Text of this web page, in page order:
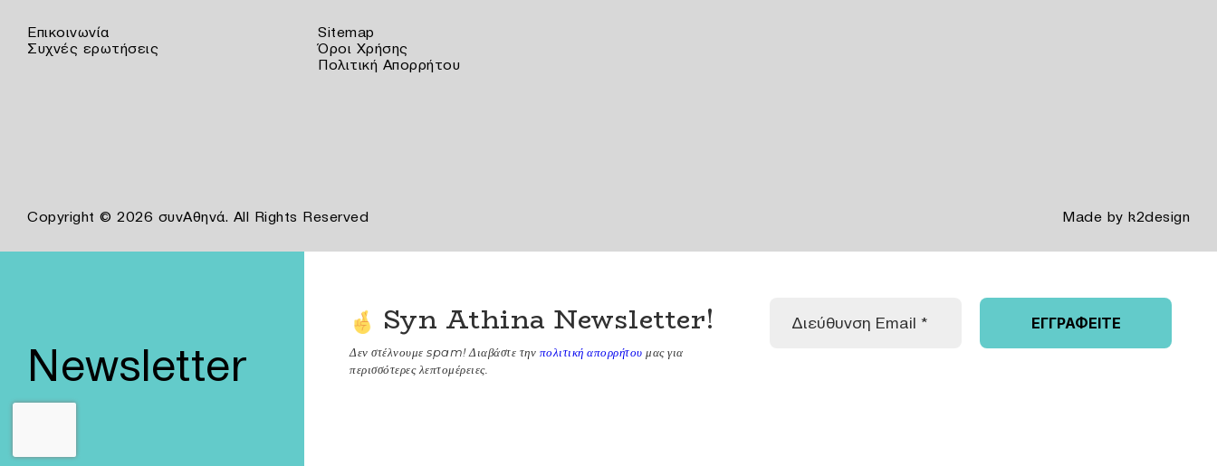
Επικοινωνία
Συχνές ερωτήσεις
Sitemap
Όροι Χρήσης
Πολιτική Απορρήτου
Copyright © 2026 συνΑθηνά. All Rights Reserved Made by k2design
Newsletter
Syn Athina Newsletter!
Δεν στέλνουμε spam! Διαβάστε την πολιτική απορρήτου μας για
περισσότερες λεπτομέρειες.